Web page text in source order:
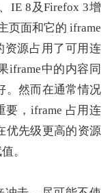
IE 8及Firefox 3增
页面和它的 iframe
资源占用了可用连
iframe中的内容同
。然而在通常情况
要，iframe 占用连
优先级更高的资源
。